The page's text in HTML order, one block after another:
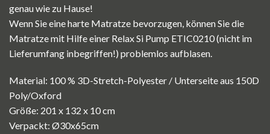
genau wie zu Hause!
Wenn Sie eine harte Matratze bevorzugen, können Sie die
Matratze mit Hilfe einer Relax Si Pump ETIC0210 (nicht im
Lieferumfang inbegriffen!) problemlos aufblasen.
Material: 100 % 3D-Stretch-Polyester / Unterseite aus 150D
Poly/Oxford
Größe: 201 x 132 x 10 cm
Verpackt: Ø30x65cm